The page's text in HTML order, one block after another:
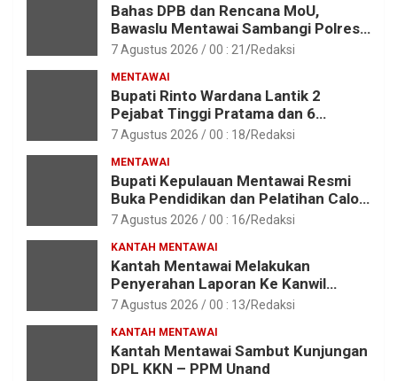
Bahas DPB dan Rencana MoU,
Bawaslu Mentawai Sambangi Polres
Mentawai
7 Agustus 2026 / 00 : 21 Redaksi
MENTAWAI
Bupati Rinto Wardana Lantik 2
Pejabat Tinggi Pratama dan 6
Pejabat Fungsional di Lingkungan
7 Agustus 2026 / 00 : 18 Redaksi
MENTAWAI
Bupati Kepulauan Mentawai Resmi
Buka Pendidikan dan Pelatihan Calon
Paskibraka Tahun 2026
7 Agustus 2026 / 00 : 16 Redaksi
KANTAH MENTAWAI
Kantah Mentawai Melakukan
Penyerahan Laporan Ke Kanwil
Kemen ATR/BPN RI Sumbar
7 Agustus 2026 / 00 : 13 Redaksi
KANTAH MENTAWAI
Kantah Mentawai Sambut Kunjungan
DPL KKN – PPM Unand